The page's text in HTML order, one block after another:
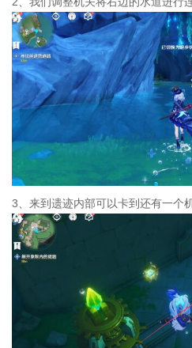
3、来到遗迹内部可以卡到还有一个